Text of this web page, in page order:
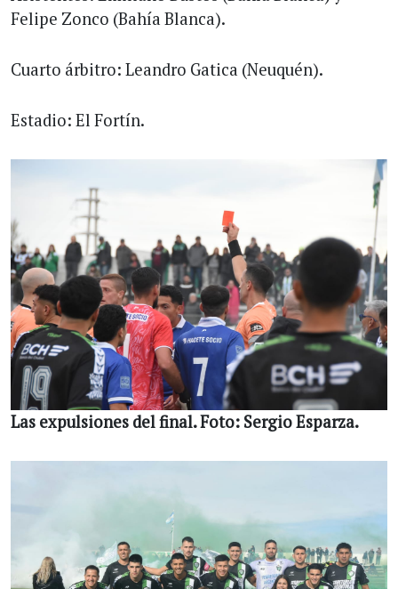
Felipe Zonco (Bahía Blanca).
Cuarto árbitro: Leandro Gatica (Neuquén).
Estadio: El Fortín.
Las expulsiones del final. Foto: Sergio Esparza.